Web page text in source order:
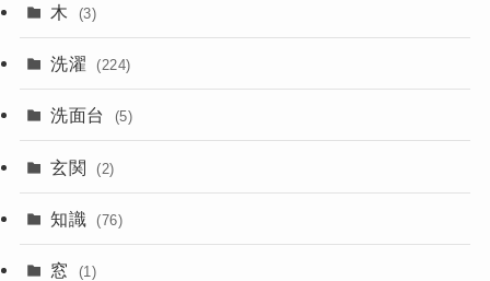
木 (3)
洗濯 (224)
洗面台 (5)
玄関 (2)
知識 (76)
窓 (1)